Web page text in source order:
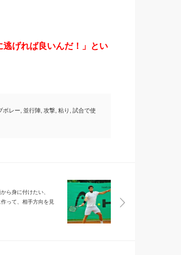
げれば良いんだ！」とい
ボレー 並行陣, 攻撃, 粘り
試合で使
ら身に付けたい、
作って、相手方向を見